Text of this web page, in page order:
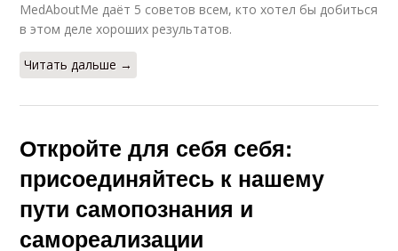
MedAboutMe даёт 5 советов всем, кто хотел бы добиться
в этом деле хороших результатов.
Читать дальше →
Откройте для себя себя:
присоединяйтесь к нашему
пути самопознания и
самореализации